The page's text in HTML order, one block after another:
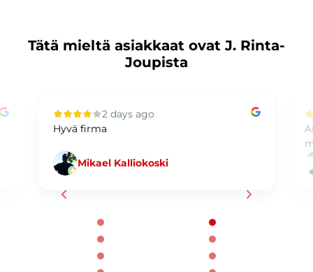
Tätä mieltä asiakkaat ovat J. Rinta-
Joupista
2 days ago
Hyvä firma
Mikael Kalliokoski